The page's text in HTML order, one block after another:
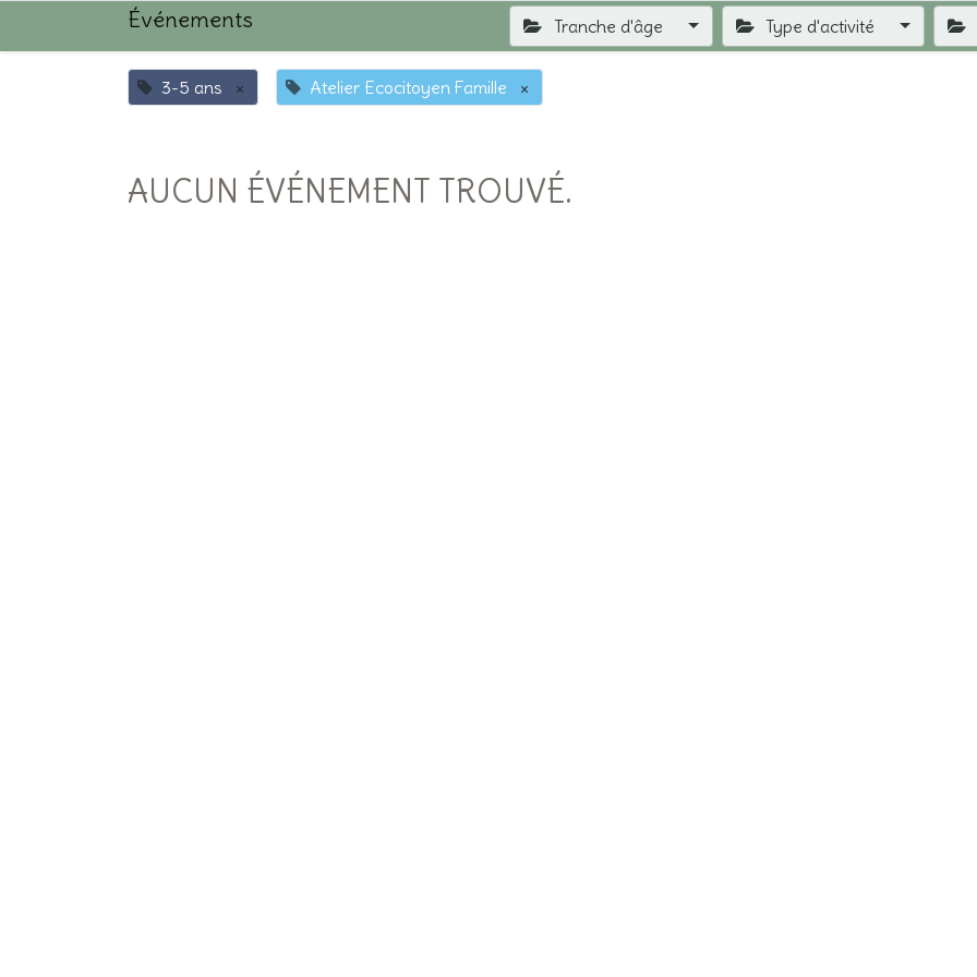
Événements Tranche d'âge Type d'activité
3-5 ans × Atelier Ecocitoyen Famille ×
AUCUN ÉVÉNEMENT TROUVÉ.